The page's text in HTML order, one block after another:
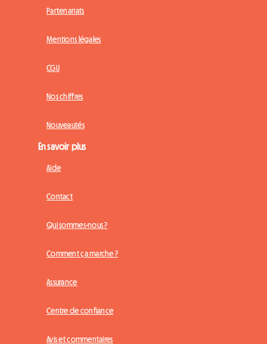
Partenariats
Mentions légales
CGU
Nos chiffres
Nouveautés
En savoir plus
Aide
Contact
Qui sommes-nous ?
Comment ça marche ?
Assurance
Centre de confiance
Avis et commentaires